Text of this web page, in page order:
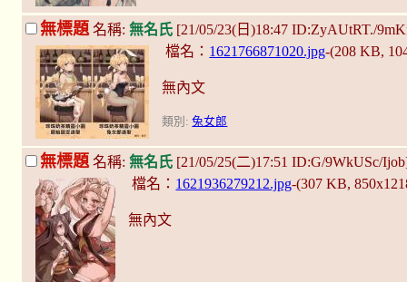
無標題 名稱: 無名氏 [21/05/23(日)18:47 ID:ZyAUtRT./
檔名： 1621766871020.jpg-(208 KB,
無內文
類別:兔女郎
無標題 名稱: 無名氏 [21/05/25(二)17:51 ID:G/9WkUSc/
檔名： 1621936279212.jpg-(307 KB,
無內文